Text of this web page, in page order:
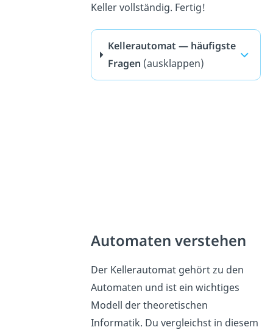
Keller vollständig. Fertig!
Kellerautomat — häufigste
Fragen (ausklappen)
Automaten verstehen
Der Kellerautomat gehört zu den
Automaten und ist ein wichtiges
Modell der theoretischen
Informatik. Du vergleichst in diesem